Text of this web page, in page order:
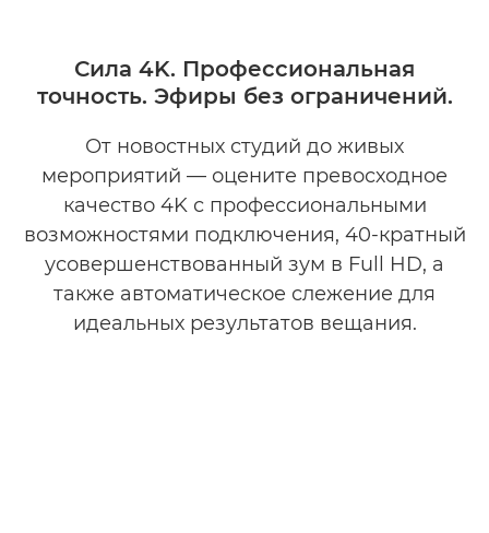
Сила 4K. Профессиональная
точность. Эфиры без ограничений.
От новостных студий до живых
мероприятий — оцените превосходное
качество 4K с профессиональными
возможностями подключения, 40-кратный
усовершенствованный зум в Full HD, а
также автоматическое слежение для
идеальных результатов вещания.